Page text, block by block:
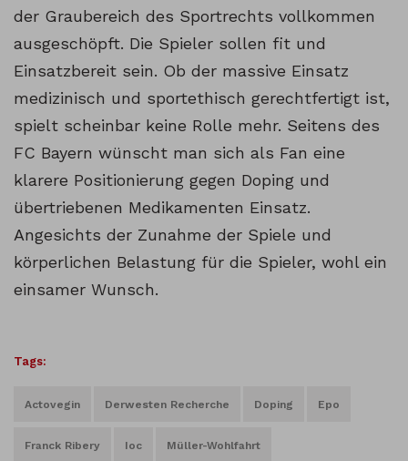
der Graubereich des Sportrechts vollkommen
ausgeschöpft. Die Spieler sollen fit und
Einsatzbereit sein. Ob der massive Einsatz
medizinisch und sportethisch gerechtfertigt ist,
spielt scheinbar keine Rolle mehr. Seitens des
FC Bayern wünscht man sich als Fan eine
klarere Positionierung gegen Doping und
übertriebenen Medikamenten Einsatz.
Angesichts der Zunahme der Spiele und
körperlichen Belastung für die Spieler, wohl ein
einsamer Wunsch.
Tags:
Actovegin Derwesten Recherche Doping Epo
Franck Ribery Ioc Müller-Wohlfahrt